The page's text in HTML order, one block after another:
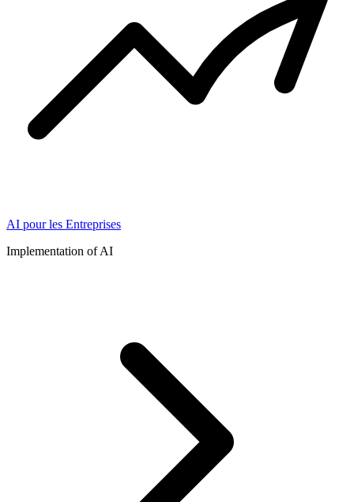
AI pour les Entreprises
Implementation of AI